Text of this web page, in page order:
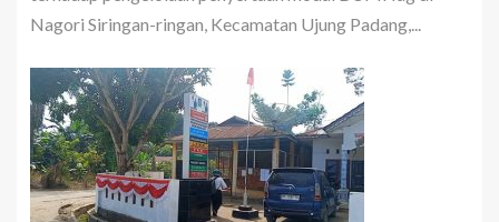
Nagori Siringan-ringan, Kecamatan Ujung Padang,...